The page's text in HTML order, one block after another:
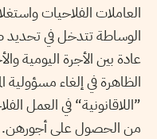
العاملات الفلاحيات
الوساطة تتدخل في تحديد
عادة بين الأجرة اليومية
الظاهرة في إلغاء مسؤولية
”اللاقانونية“ في العمل
من الحصول على أجورهن.